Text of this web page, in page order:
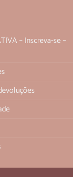
– Inscreva-se –